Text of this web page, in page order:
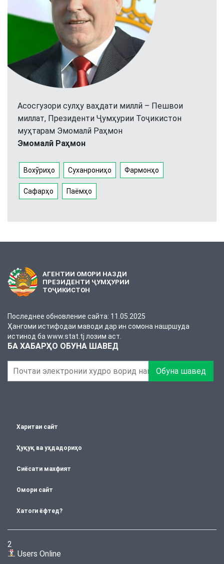
Асосгузори сулҳу ваҳдати миллӣ – Пешвои
миллат, Президенти Ҷумҳурии Тоҷикистон
муҳтарам Эмомалӣ Раҳмон
Эмомалӣ Раҳмон
Вохӯриҳо Суханрониҳо Фармонҳо
Сафарҳо Паёмҳо
АГЕНТИИ ОМОРИ НАЗДИ
ПРЕЗИДЕНТИ ҶУМҲУРИИ
ТОҶИКИСТОН
Последнее обновление сайта: 11.05.2025
Ҳангоми истифодаи маводи дар ин сомона нашршуда
истинод ба www.stat.tj лозим аст.
БА ХАБАРҲО ОБУНА ШАВЕД
Обуна шавед
Харитаи сайт
Ҳуқуқ ва уҳдадориҳо
Сиёсати махфият
Омори сайт
Хатоги ёфтед?
2
Users Online